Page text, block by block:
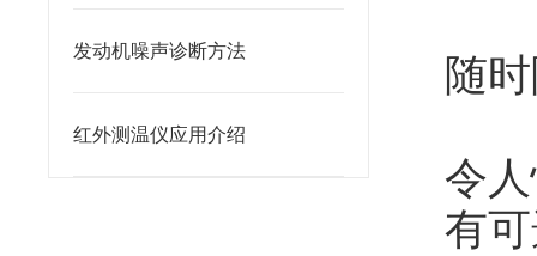
发动机噪声诊断方法
红外测温仪应用介绍
随
令
有